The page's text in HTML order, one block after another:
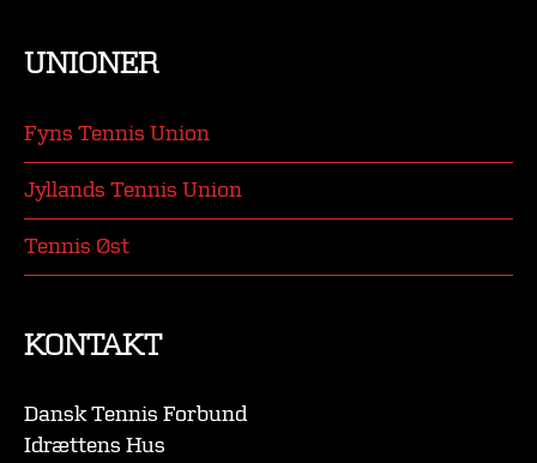
UNIONER
Fyns Tennis Union
Jyllands Tennis Union
Tennis Øst
KONTAKT
Dansk Tennis Forbund
Idrættens Hus